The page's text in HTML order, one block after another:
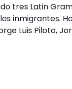
tres Latin
inmigrantes.
Luis Piloto,